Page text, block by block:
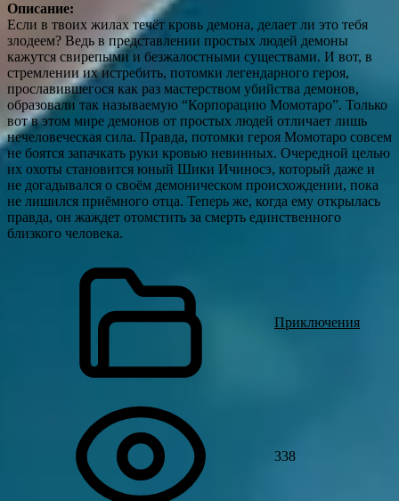
Описание:
Если в твоих жилах течёт кровь демона, делает ли это тебя
злодеем? Ведь в представлении простых людей демоны
кажутся свирепыми и безжалостными существами. И вот, в
стремлении их истребить, потомки легендарного героя,
прославившегося как раз мастерством убийства демонов,
образовали так называемую “Корпорацию Момотаро”. Только
вот в этом мире демонов от простых людей отличает лишь
нечеловеческая сила. Правда, потомки героя Момотаро совсем
не боятся запачкать руки кровью невинных. Очередной целью
их охоты становится юный Шики Ичиносэ, который даже и
не догадывался о своём демоническом происхождении, пока
не лишился приёмного отца. Теперь же, когда ему открылась
правда, он жаждет отомстить за смерть единственного
близкого человека.
Приключения
338